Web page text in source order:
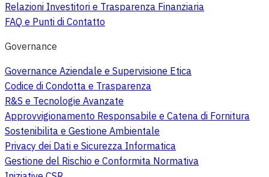
Relazioni Investitori e Trasparenza Finanziaria
FAQ e Punti di Contatto
Governance
Governance Aziendale e Supervisione Etica
Codice di Condotta e Trasparenza
R&S e Tecnologie Avanzate
Approvvigionamento Responsabile e Catena di Fornitura
Sostenibilita e Gestione Ambientale
Privacy dei Dati e Sicurezza Informatica
Gestione del Rischio e Conformita Normativa